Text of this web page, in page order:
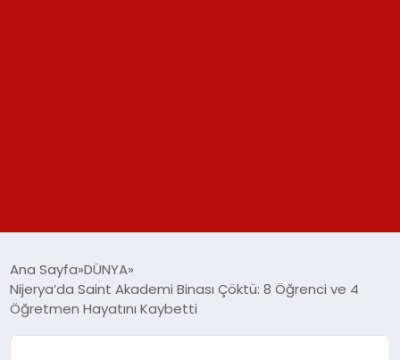
SPOR
Ana Sayfa DÜNYA
Nijerya’da Saint Akademi Binası Çöktü: 8 Öğrenci ve 4
Öğretmen Hayatını Kaybetti